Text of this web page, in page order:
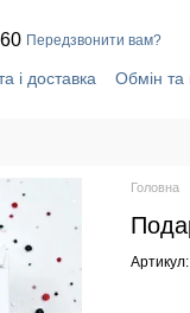
Передзвонити вам?
і доставка Обмін та
Головна